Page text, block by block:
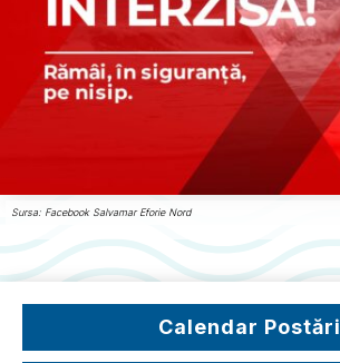
Sursa: Facebook Salvamar Eforie Nord
Calendar Postări